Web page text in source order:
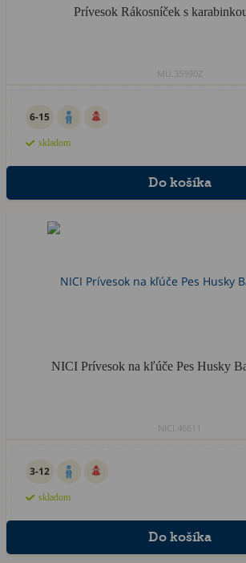
Prívesok Rákosníček s
MU.35990Z
6-15
skladom
NICI Prívesok na kľúče Pes Husky
NICI.46611
3-12
skladom